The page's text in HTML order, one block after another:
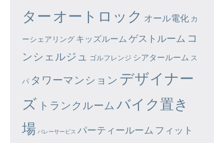
ター オートロック オール電化 カ
ーシェアリング キッズルーム ゲストルーム コ
ンシェルジュ
ゴルフレンジ シアタールーム ス
パ タワーマンション デザイナー
ズ トランクルーム バイク置き
場 バレーサービス パーティールーム フィット